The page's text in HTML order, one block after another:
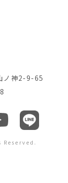
ノ神2-9-65
Reserved.